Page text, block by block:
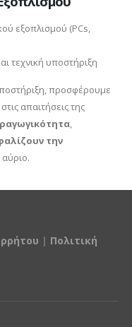
εξοπλισμού (PCs,
τεχνική υποστήριξη
προσφέρουμε
απαιτήσεις της
,
την
αύριο.
| Πολιτική